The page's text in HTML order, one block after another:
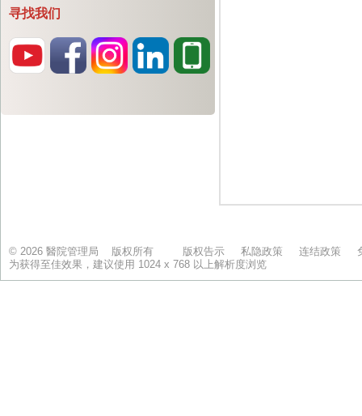
寻找我们
© 2026 醫院管理局 版权所有 版权告示 私隐政策 连结政策
为获得至佳效果，建议使用 1024 x 768 以上解析度浏览